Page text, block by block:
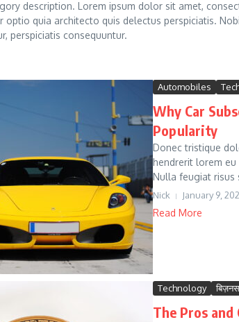
description. Lorem ipsum dolor sit amet,
quia architecto quis delectus perspiciatis.
perspiciatis consequuntur.
Automobiles
Why Car
Popularity
Donec tristique
hendrerit lorem
Nulla feugiat risus
Nick January 9,
Read More
Technology बिज़नस
The Pros